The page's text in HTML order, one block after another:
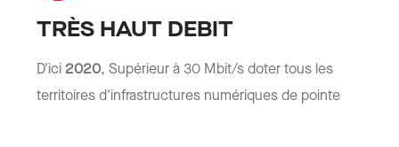
TRÈS HAUT DEBIT
D'ici 2020, Supérieur à 30 Mbit/s doter tous les
territoires d'infrastructures numériques de pointe